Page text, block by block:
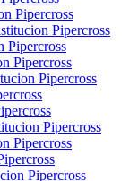
Pipercross
Pipercross
Pipercross
Pipercross
Pipercross
Pipercross
Pipercross
Pipercross